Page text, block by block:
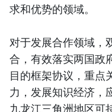
求和优势的领域。
对于发展合作领域，
合，有效落实两国政
目的框架协议，重点
力，发展知识经济，
九龙江三角洲地区可